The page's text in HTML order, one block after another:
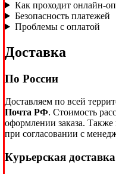
Как проходит онлайн-
Безопасность платежей
Проблемы с оплатой
Доставка
По России
Доставляем по всей
Почта РФ. Стоимость
оформлении заказа.
при согласовании с
Курьерская